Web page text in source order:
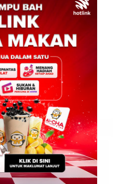
Parlimen 716 di Sabah,
Sabah
penamaan calon